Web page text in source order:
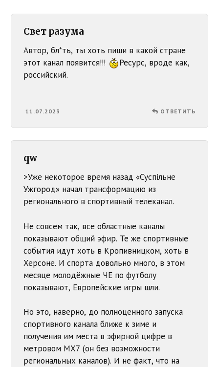
Свет разума
Автор, бл*ть, ты хоть пиши в какой стране
этот канал появится!!!
Ресурс, вроде как,
российский.
11.07.2023 ОТВЕТИТЬ
qw
>Уже некоторое время назад «Суспільне
Ужгород» начал трансформацию из
регионального в спортивный телеканал.
Не совсем так, все областные каналы
показывают общий эфир. Те же спортивные
события идут хоть в Кропивницком, хоть в
Херсоне. И спорта довольно много, в этом
месяце молодёжные ЧЕ по футболу
показывают, Европейские игры шли.
Но это, наверно, до полноценного запуска
спортивного канала ближе к зиме и
получения им места в эфирной цифре в
метровом МХ7 (он без возможности
региональных каналов). И не факт, что на